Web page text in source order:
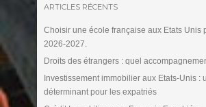
ARTICLES RÉCENTS
Choisir une école française aux Etats Unis
2026-2027.
Droits des étrangers : quel
Investissement immobilier aux Etats-Unis :
déterminant pour les expatriés